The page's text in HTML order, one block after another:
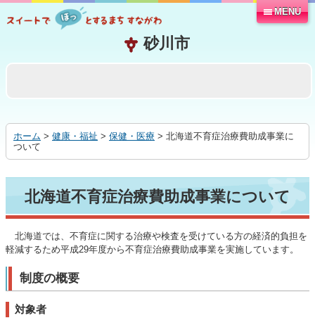
る
MENU
ホーム > 健康・福祉 > 保健・医療 > 北海道不育症治療費助成事業に
ついて
北海道不育症治療費助成事業について
北海道では、不育症に関する治療や検査を受けている方の経済的負担を
軽減するため平成29年度から不育症治療費助成事業を実施しています。
制度の概要
対象者